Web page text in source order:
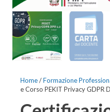
Home/Formazione
e Corso PEKIT Privacy GDPR